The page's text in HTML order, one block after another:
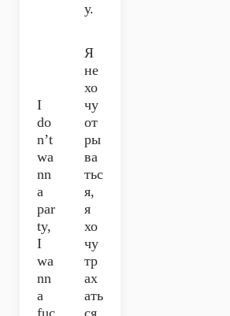
у.
I
do
n’t
wa
nn
a
par
ty,
I
wa
nn
a
fuc
Я
не
хо
чу
от
ры
ва
тьс
я,
я
хо
чу
тр
ах
ать
ся,